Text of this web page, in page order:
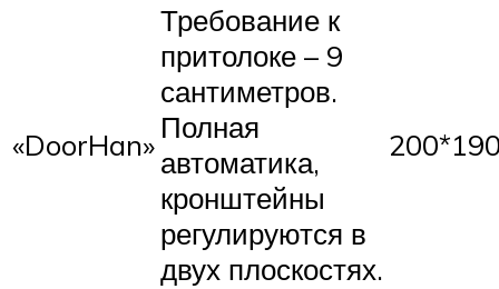
«DoorHan»
Требование к
притолоке – 9
сантиметров.
Полная
автоматика,
кронштейны
регулируются в
двух плоскостях.